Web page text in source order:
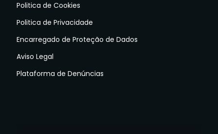
Politica de Cookies
Politica de Privacidade
Encarregado de Proteção de Dados
Aviso Legal
Plataforma de Denúncias